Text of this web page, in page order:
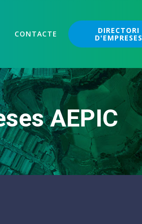
CONTACTE DIRECTORI
D'EMPRESES
AEPIC